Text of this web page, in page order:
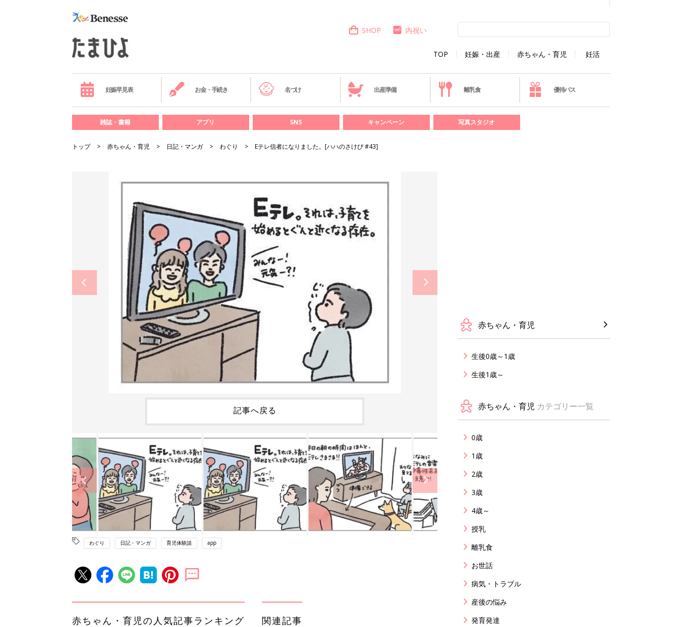
TOP 妊娠・出産 赤ちゃん・育児 妊活
SHOP 内祝い
妊娠早見表 お金・手続き 名づけ 出産準備 離乳食 優待パス
雑誌・書籍 アプリ SNS キャンペーン 写真スタジオ
トップ 赤ちゃん・育児 日記・マンガ わぐり Eテレ信者になりました。[ハハのさけび #43]
記事へ戻る
わぐり 日記・マンガ 育児体験談 app
赤ちゃん・育児の人気記事ランキング 関連記事
赤ちゃん・育児
生後0歳～1歳
生後1歳～
赤ちゃん・育児 カテゴリー一覧
0歳
1歳
2歳
3歳
4歳～
授乳
離乳食
お世話
病気・トラブル
産後の悩み
発育発達